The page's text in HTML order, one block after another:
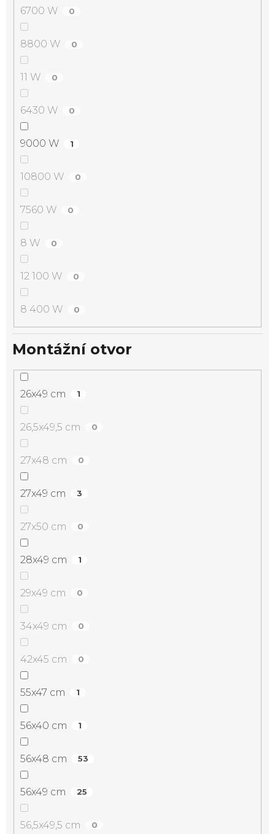
6700 W 0
8800 W 0
11 W 0
6430 W 0
9000 W 1
10800 W 0
7560 W 0
8 W 0
12 100 W 0
8 400 W 0
Montážní otvor
26x49 cm 1
26,5x49,5 cm 0
27x48 cm 0
27x49 cm 3
27x50 cm 0
28x49 cm 1
29x49 cm 0
34x49 cm 0
42x45 cm 0
55x47 cm 1
56x40 cm 1
56x48 cm 53
56x49 cm 25
56,5x49,5 cm 0